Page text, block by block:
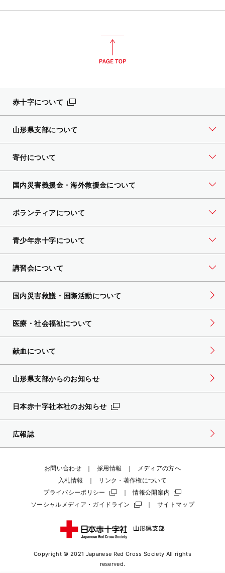
赤十字について
山形県支部について
寄付について
国内災害義援金・海外救援金について
ボランティアについて
青少年赤十字について
講習会について
国内災害救護・国際活動について
医療・社会福祉について
献血について
山形県支部からのお知らせ
日本赤十字社本社のお知らせ
広報誌
お問い合わせ 採用情報
メディアの方へ
入札情報
リンク・著作権について
プライバシーポリシー
情報公開案内
ソーシャルメディア・ガイドライン
サイトマップ
Copyright © 2021 Japanese Red Cross Society All rights
reserved.